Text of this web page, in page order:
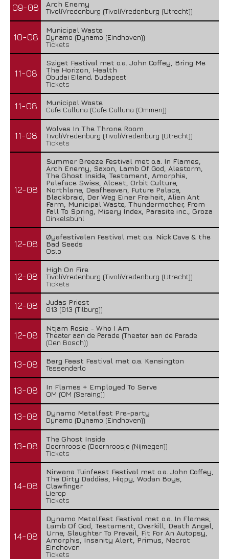
2 juli 2026
FleXanT – Bloody Photographer
19 juni 2026
MagnaCult stopt
13 juni 2026
Spacerocklegende Hawkwind keert terug naar
Nederland met nieuw...
13 juni 2026
09-08
Arch Enemy
TivoliVredenburg (TivoliVredenburg (Utrecht))
10-08
Municipal Waste
Dynamo (Dynamo (Eindhoven))
Tickets
11-08
Sziget Festival met o.a. John Coffey, Bring Me
The Horizon, Health
Óbudai Eiland, Budapest
Tickets
11-08
Municipal Waste
Cafe Calluna (Cafe Calluna (Ommen))
11-08
Wolves In The Throne Room
TivoliVredenburg (TivoliVredenburg (Utrecht))
Tickets
12-08
Summer Breeze Festival met o.a. In Flames,
Arch Enemy, Saxon, Lamb Of God, Alestorm,
The Ghost Inside, Testament, Amorphis,
Paleface Swiss, Alcest, Orbit Culture,
Northlane, Deafheaven, Future Palace,
Blackbraid, Der Weg Einer Freiheit, Alien Ant
Farm, Municipal Waste, Thundermother, From
Fall To Spring, Misery Index, Parasite inc., Groza
Dinkelsbühl
12-08
Øyafestivalen Festival met o.a. Nick Cave & the
Bad Seeds
Oslo
12-08
High On Fire
TivoliVredenburg (TivoliVredenburg (Utrecht))
Tickets
12-08
Judas Priest
013 (013 (Tilburg))
12-08
Ntjam Rosie - Who I Am
Theater aan de Parade (Theater aan de Parade
(Den Bosch))
13-08
Berg Feest Festival met o.a. Kensington
Tessenderlo
13-08
In Flames + Employed To Serve
OM (OM (Seraing))
13-08
Dynamo Metalfest Pre-party
Dynamo (Dynamo (Eindhoven))
13-08
The Ghost Inside
Doornroosje (Doornroosje (Nijmegen))
Tickets
14-08
Nirwana Tuinfeest Festival met o.a. John Coffey,
The Dirty Daddies, Hiqpy, Wodan Boys,
Clawfinger
Lierop
Tickets
14-08
Dynamo MetalFest Festival met o.a. In Flames,
Lamb Of God, Testament, Overkill, Death Angel,
Urne, Slaughter To Prevail, Fit For An Autopsy,
Amorphis, Insanity Alert, Primus, Necrot
Eindhoven
Tickets